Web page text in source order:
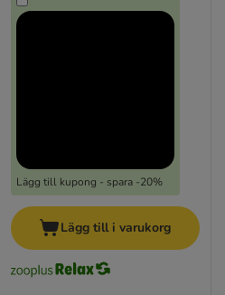
Lägg till kupong - spara -20%
Lägg till i varukorg